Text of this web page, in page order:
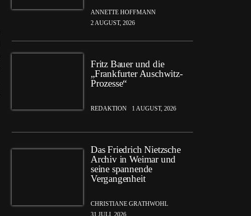
ANNETTE HOFFMANN
2 AUGUST, 2026
Fritz Bauer und die
„Frankfurter Auschwitz-
Prozesse“
REDAKTION 1 AUGUST, 2026
Das Friedrich Nietzsche
Archiv in Weimar und
seine spannende
Vergangenheit
CHRISTIANE GRATHWOHL
31 JULI, 2026